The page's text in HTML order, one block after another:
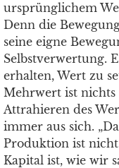
ursprünglichem
Denn die
seine eigne
Selbstverwertung.
erhalten, Wert zu
Mehrwert ist nichts
Attrahieren des
immer aus sich.
Produktion ist
Kapital ist, wie wir